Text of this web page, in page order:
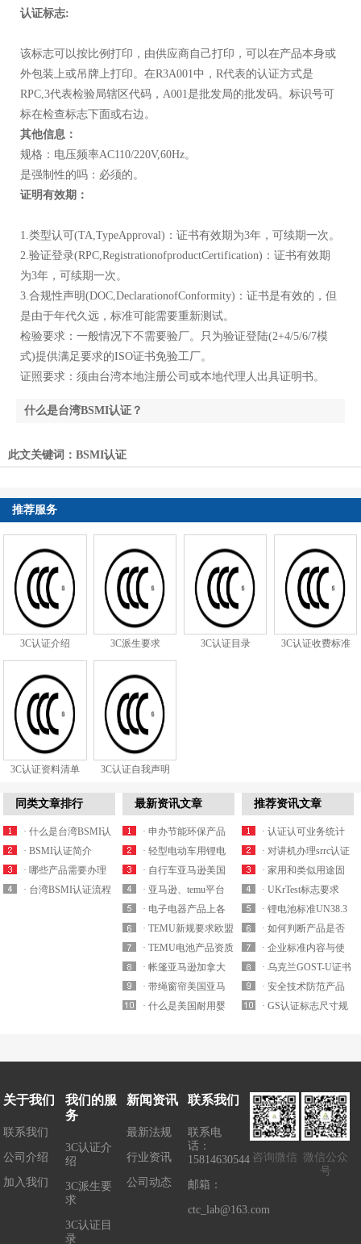
认证标志:
该标志可以按比例打印，由供应商自己打印，可以在产品本身或
外包装上或吊牌上打印。在R3A001中，R代表的认证方式是
RPC,3代表检验局辖区代码，A001是批发局的批发码。标识号可
标在检查标志下面或右边。
其他信息：
规格：电压频率AC110/220V,60Hz。
是强制性的吗：必须的。
证明有效期：
1.类型认可(TA,TypeApproval)：证书有效期为3年，可续期一次。
2.验证登录(RPC,RegistrationofproductCertification)：证书有效期
为3年，可续期一次。
3.合规性声明(DOC,DeclarationofConformity)：证书是有效的，但
是由于年代久远，标准可能需要重新测试。
检验要求：一般情况下不需要验厂。只为验证登陆(2+4/5/6/7模
式)提供满足要求的ISO证书免验工厂。
证照要求：须由台湾本地注册公司或本地代理人出具证明书。
什么是台湾BSMI认证？
此文关键词： BSMI认证
推荐服务
3C认证介绍 3C派生要求 3C认证目录 3C认证收费标准
3C认证资料清单 3C认证自我声明
同类文章排行
· 什么是台湾BSMI认
证？
· BSMI认证简介
· 哪些产品需要办理
BSMI认证?
· 台湾BSMI认证流程
最新资讯文章
· 申办节能环保产品
证书，从递交资料到
拿证要多久？
· 轻型电动车用锂电
池美国亚马逊UL
2271哪些白名单实验
室可以申请？
· 自行车亚马逊美国
站上架要求上传16
CFR 1512和GCC认证
白名单实验室有哪
些？
· 亚马逊、temu平台
欧洲站强制要求提供
轻型电动车锂电池EN
50604-1认证怎么办
理？
· 电子电器产品上各
跨境平台欧盟CE-
LVD/EMC/RED合规
及产品标签怎么设
计？
· TEMU新规要求欧盟
站带电池产品需提交
CE-Battery资质测试要
求有哪些？
· TEMU电池产品资质
解读之MSDS-
Battery/UN 38.3/Air
Transport Report周期
· 帐篷亚马逊加拿大
站合规SOR/2024-217
哪家实验室可以办
· 带绳窗帘美国亚马
逊/temu合规要求
期多久？
· 什么是美国耐用婴
卡？
推荐资讯文章
· 认证认可业务统计
管理制度
· 对讲机办理srrc认证
有什么要求
· 家用和类似用途固
定式电气装置电器附
件外壳型式试验的检
测标准
· UKrTest标志要求
· 锂电池标准UN38.3
认证第六版更新
· 如何判断产品是否
需要做SRRC认证?
· 企业标准内容与使
用问题
· 乌克兰GOST-U证书
有效期多久？
· 安全技术防范产品
办理CCC认证测试标
· GS认证标志尺寸规
关于我们
联系我们
公司介绍
加入我们
我们的服
务
3C认证介
绍
3C派生要
求
3C认证目
录
新闻资讯
最新法规
行业资讯
公司动态
联系我们
联系电
话：
15814630544
邮箱：
ctc_lab@163.com
咨询微信 微信公众
号